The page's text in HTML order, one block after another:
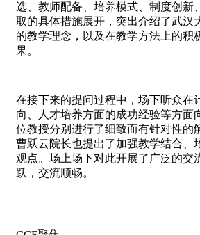
选、教师配备、培养模式、制度创新
取的具体措施展开，突出介绍了武汉
的教学理念，以及在教学方法上的积
果。
在接下来的提问过程中，场下听众在
向、人才培养方面的成功经验等方面
位教授分别进行了细致而有针对性的
曹跃云院长也提出了加强教学结合、
观点。场上场下对此开展了广泛的交
跃，交流顺畅。